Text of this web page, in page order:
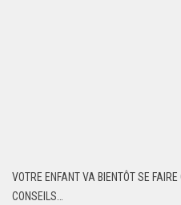
VOTRE ENFANT VA BIENTÔT SE
CONSEILS…